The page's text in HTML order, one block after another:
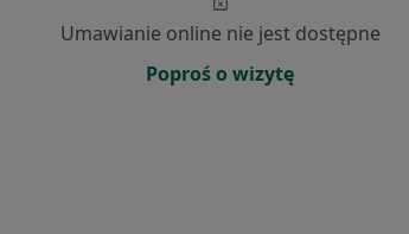
Umawianie online nie jest dostępne
Poproś o wizytę